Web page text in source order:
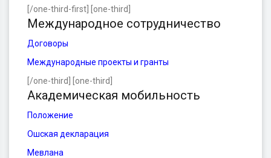
[/one-third-first] [one-third]
Международное сотрудничество
Договоры
Международные проекты и гранты
[/one-third] [one-third]
Академическая мобильность
Положение
Ошская декларация
Мевлана